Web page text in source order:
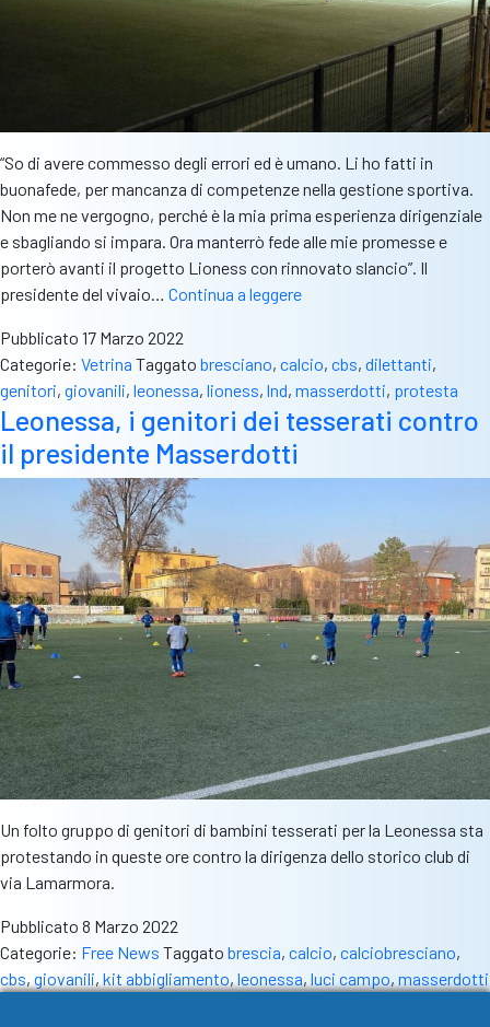
piace
più
di
“So di avere commesso degli errori ed è umano. Li ho fatti in
buonafede, per mancanza di competenze nella gestione sportiva.
Non me ne vergogno, perché è la mia prima esperienza dirigenziale
e sbagliando si impara. Ora manterrò fede alle mie promesse e
porterò avanti il progetto Lioness con rinnovato slancio”. Il
presidente del vivaio… Continua a leggereBufera
“Vi
racconto
tutto.
commesso
e
rimedierò”
Pubblicato 17 Marzo 2022
Categorie: Vetrina Taggato bresciano, calcio, cbs, dilettanti,
genitori, giovanili, leonessa, lioness, lnd, masserdotti, protesta
Leonessa, i genitori dei tesserati contro
il presidente Masserdotti
Un folto gruppo di genitori di bambini tesserati per la Leonessa sta
protestando in queste ore contro la dirigenza dello storico club di
via Lamarmora.
Pubblicato 8 Marzo 2022
Categorie: Free News Taggato brescia, calcio, calciobresciano,
cbs, giovanili, kit abbigliamento, leonessa, luci campo, masserdotti